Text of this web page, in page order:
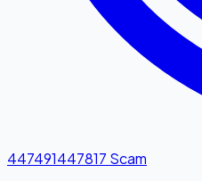
447491447817 Scam